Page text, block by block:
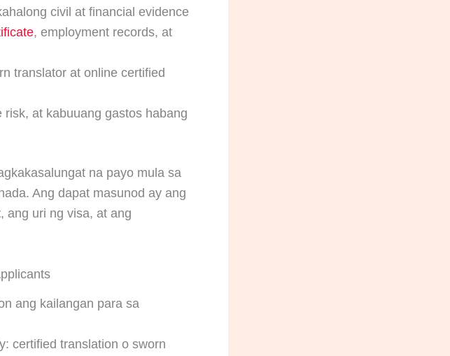
civil at financial evidence
, employment records, at
translator at online certified
at kabuuang gastos habang
na payo mula sa
Ang dapat masunod ay ang
, ang uri ng visa, at ang
ang kailangan para sa
certified translation o sworn